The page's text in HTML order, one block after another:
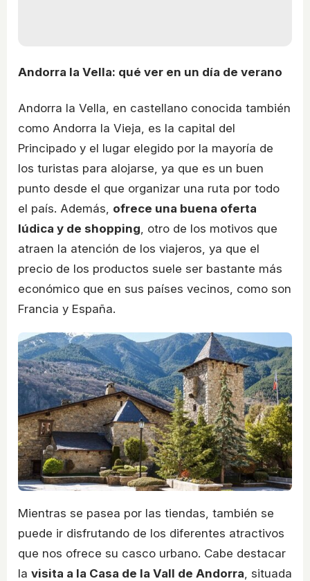
Andorra la Vella: qué ver en un día de verano
Andorra la Vella, en castellano conocida también
como Andorra la Vieja, es la capital del
Principado y el lugar elegido por la mayoría de
los turistas para alojarse, ya que es un buen
punto desde el que organizar una ruta por todo
el país. Además, ofrece una buena oferta
lúdica y de shopping , otro de los motivos que
atraen la atención de los viajeros, ya que el
precio de los productos suele ser bastante más
económico que en sus países vecinos, como son
Francia y España.
Mientras se pasea por las tiendas, también se
puede ir disfrutando de los diferentes atractivos
que nos ofrece su casco urbano. Cabe destacar
la visita a la Casa de la Vall de Andorra , situada